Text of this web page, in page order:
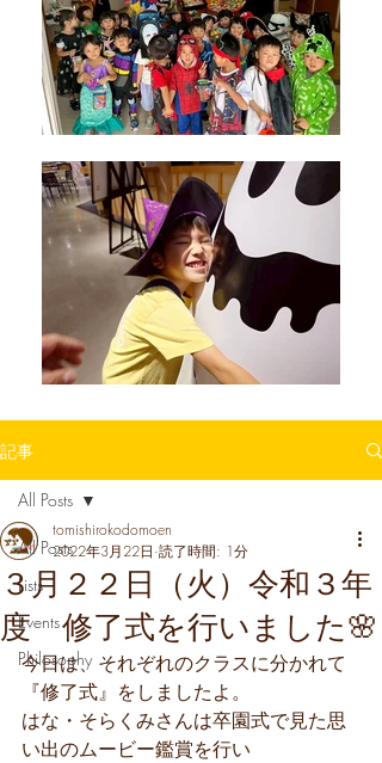
記事
All Posts
Lists
Events
Philosophy
All Posts
３月２２日（火）令和３年
度 修了式を行いました🌸
tomishirokodomoen
2022年3月22日 読了時間: 1分
今日は、それぞれのクラスに分かれて
『修了式』をしましたよ。
はな・そらくみさんは卒園式で見た思
い出のムービー鑑賞を行い